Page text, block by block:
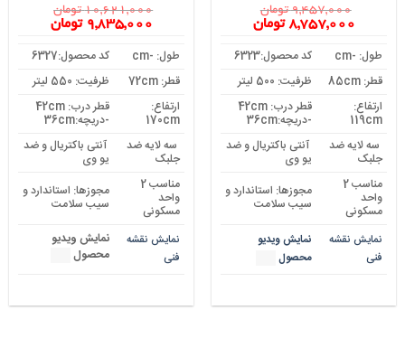
9,457,000 تومان
قیمت
اصلی:
9,457,000 تومان
بود.
8,757,000 تومانقیمت
8,757,000 تومان. طول: -cm
کد محصول:6323
قطر: 85cm
ظرفیت: 500 لیتر
ارتفاع:
119cm
قطر درب: 42cm
-دریچه:36cm
سه لایه ضد
جلبک
آنتی باکتریال و ضد
یو وی
مناسب 2
واحد
مسکونی
مجوزها: استاندارد و
سیب سلامت
نمایش نقشه
فنی
نمایش ویدیو
محصول
10,621,000 تومان
قیمت
اصلی:
10,621,000 تومان
بود.
9,835,000 تومانقیمت
9,835,000 طول: -cm
کد محصول:6327
قطر: 72cm
ظرفیت: 550 لیتر
ارتفاع:
170cm
قطر درب: 42cm
-دریچه:36cm
سه لایه ضد
جلبک
آنتی باکتریال و ضد
یو وی
مناسب 2
واحد
مسکونی
مجوزها: استاندارد و
سیب سلامت
نمایش نقشه
فنی
نمایش ویدیو
محصول